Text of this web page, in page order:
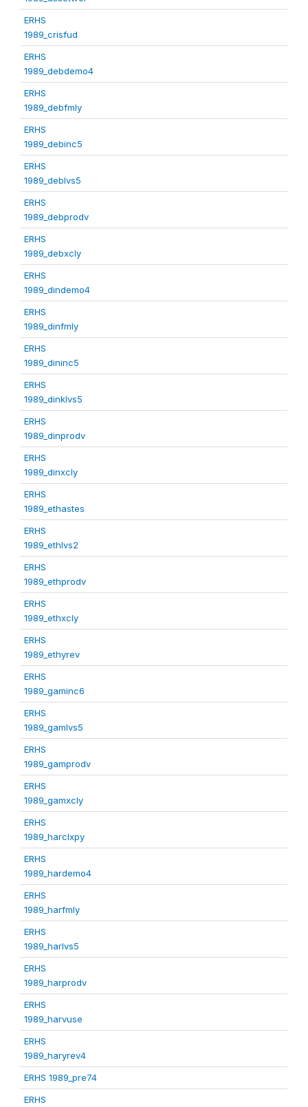
ERHS
1989_crisfud
ERHS
1989_debdemo4
ERHS
1989_debfmly
ERHS
1989_debinc5
ERHS
1989_deblvs5
ERHS
1989_debprodv
ERHS
1989_debxcly
ERHS
1989_dindemo4
ERHS
1989_dinfmly
ERHS
1989_dininc5
ERHS
1989_dinklvs5
ERHS
1989_dinprodv
ERHS
1989_dinxcly
ERHS
1989_ethastes
ERHS
1989_ethlvs2
ERHS
1989_ethprodv
ERHS
1989_ethxcly
ERHS
1989_ethyrev
ERHS
1989_gaminc6
ERHS
1989_gamlvs5
ERHS
1989_gamprodv
ERHS
1989_gamxcly
ERHS
1989_harclxpy
ERHS
1989_hardemo4
ERHS
1989_harfmly
ERHS
1989_harlvs5
ERHS
1989_harprodv
ERHS
1989_harvuse
ERHS
1989_haryrev4
ERHS 1989_pre74
ERHS